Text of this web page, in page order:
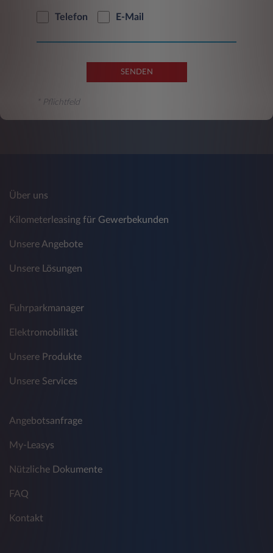
Telefon E-Mail
SENDEN
* Pflichtfeld
Über uns
Kilometerleasing für Gewerbekunden
Unsere Angebote
Unsere Lösungen
Fuhrparkmanager
Elektromobilität
Unsere Produkte
Unsere Services
Angebotsanfrage
My-Leasys
Nützliche Dokumente
FAQ
Kontakt